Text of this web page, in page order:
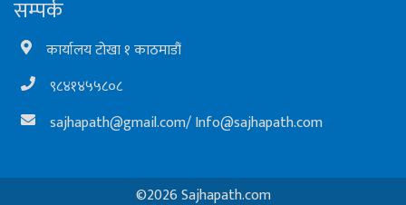
सम्पर्क
कार्यालय टोखा १ काठमाडौं
९८४१४५५८०८
sajhapath@gmail.com/Info@sajhapath.com
©2026 Sajhapath.com